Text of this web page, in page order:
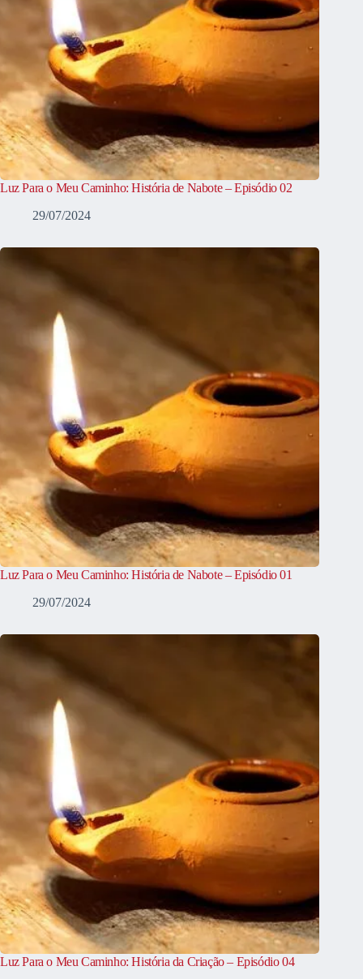
Luz Para o Meu Caminho: História de Nabote – Episódio 02
29/07/2024
Luz Para o Meu Caminho: História de Nabote – Episódio 01
29/07/2024
Luz Para o Meu Caminho: História da Criação – Episódio 04